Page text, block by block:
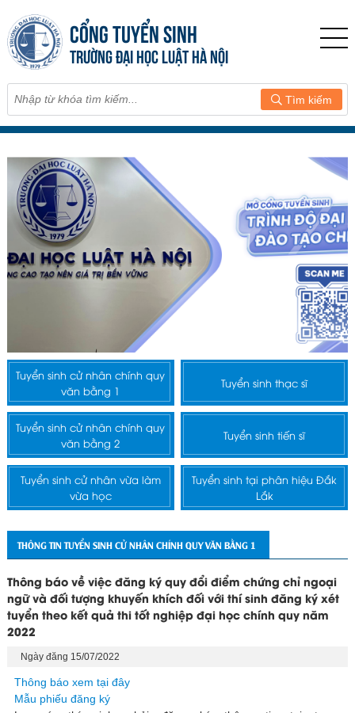
CỔNG TUYỂN SINH
TRƯỜNG ĐẠI HỌC LUẬT HÀ NỘI
Tìm kiếm
Tuyển sinh cử nhân chính quy
văn bằng 1
Tuyển sinh thạc sĩ
Tuyển sinh cử nhân chính quy
văn bằng 2
Tuyển sinh tiến sĩ
Tuyển sinh cử nhân vừa làm
vừa học
Tuyển sinh tại phân hiệu Đắk
Lắk
THÔNG TIN TUYỂN SINH CỬ NHÂN CHÍNH QUY VĂN BẰNG 1
Thông báo về việc đăng ký quy đổi điểm chứng chỉ ngoại
ngữ và đối tượng khuyến khích đối với thí sinh đăng ký xét
tuyển theo kết quả thi tốt nghiệp đại học chính quy năm
2022
Ngày đăng 15/07/2022
Thông báo xem tại đây
Mẫu phiếu đăng ký